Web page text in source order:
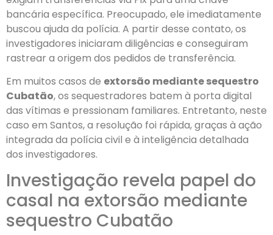
bancária específica. Preocupado, ele imediatamente
buscou ajuda da polícia. A partir desse contato, os
investigadores iniciaram diligências e conseguiram
rastrear a origem dos pedidos de transferência.
Em muitos casos de extorsão mediante sequestro
Cubatão, os sequestradores batem à porta digital
das vítimas e pressionam familiares. Entretanto, neste
caso em Santos, a resolução foi rápida, graças à ação
integrada da polícia civil e à inteligência detalhada
dos investigadores.
Investigação revela papel do
casal na extorsão mediante
sequestro Cubatão